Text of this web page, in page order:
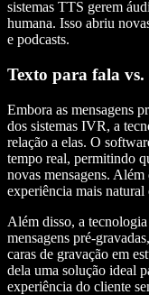
sistemas TTS gerem
humana. Isso abriu
e podcasts.
Texto para fala vs.
Embora as mensagens
dos sistemas IVR, a
relação a elas. O
tempo real, permitindo
novas mensagens.
experiência mais natural
Além disso, a
mensagens pré-
caras de gravação em
dela uma solução ideal
experiência do cliente